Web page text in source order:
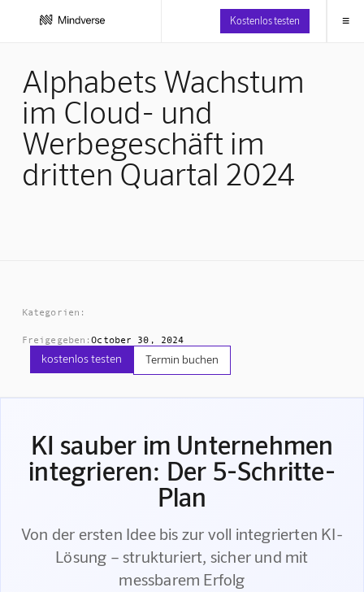
Kostenlos testen ≡
Alphabets Wachstum
im Cloud- und
Werbegeschäft im
dritten Quartal 2024
Kategorien:
Freigegeben:October 30, 2024
kostenlos testen Termin buchen
KI sauber im Unternehmen
integrieren: Der 5-Schritte-
Plan
Von der ersten Idee bis zur voll integrierten KI-
Lösung – strukturiert, sicher und mit
messbarem Erfolg